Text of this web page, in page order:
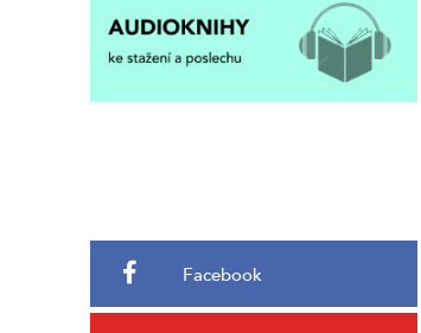
Facebook